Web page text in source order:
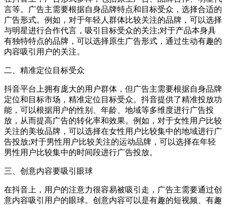
言等。广告主需要根据自身品牌特点和目标受众，选择合适的
广告形式。例如，对于年轻人群体比较关注的品牌，可以选择
与明星进行合作代言，吸引目标受众的关注;对于产品本身具
有独特特点的品牌，可以选择原生广告形式，通过生动有趣的
内容吸引用户的关注。
二、精准定位目标受众
抖音平台上拥有庞大的用户群体，但广告主需要根据自身品牌
定位和目标市场，精准定位目标受众。抖音提供了精准投放功
能，可以根据用户的性别、年龄、地域等多维度进行广告投
放，从而提高广告的转化率和效果。例如，对于女性用户比较
关注的美妆品牌，可以选择在女性用户比较集中的地域进行广
告投放;对于男性用户比较关注的运动品牌，可以选择在年轻
男性用户比较集中的时间段进行广告投放。
三、创意内容要吸引眼球
在抖音上，用户的注意力很容易被吸引走，广告主需要通过创
意内容吸引用户的眼球。创意内容可以是有趣的短视频、有趣